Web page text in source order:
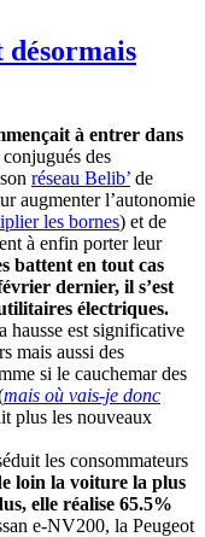
désormais
à entrer dans
des
réseau Belib’ de
augmenter l’autonomie
les bornes) et de
à enfin porter leur
battent en tout cas
dernier, il s’est
électriques.
hausse est significative
mais aussi des
si le cauchemar des
mais où vais-je donc
plus les nouveaux
les consommateurs
loin la voiture la plus
elle réalise 65.5%
e-NV200, la Peugeot